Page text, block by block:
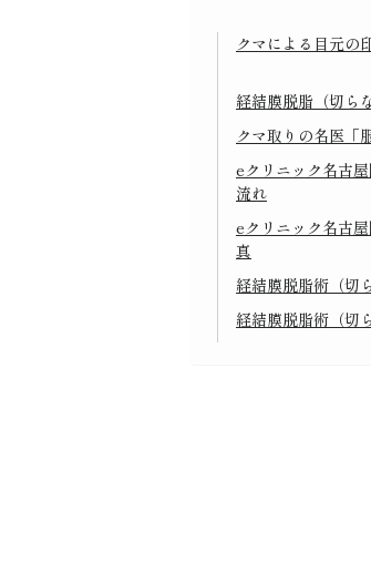
クマによる目元の
経結膜脱脂（切ら
クマ取りの名医「
eクリニック名古
流れ
eクリニック名古
真
経結膜脱脂術（切
経結膜脱脂術（切